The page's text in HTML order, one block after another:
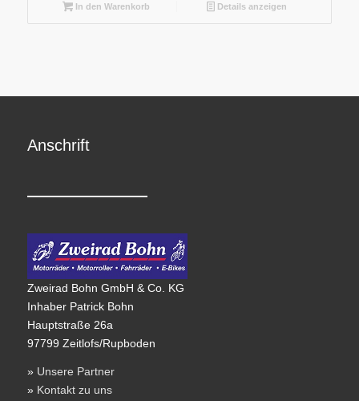
In den Warenkorb Details anzeigen
Anschrift
Zweirad Bohn GmbH & Co. KG
Inhaber Patrick Bohn
Hauptstraße 26a
97799 Zeitlofs/Rupboden
» Unsere Partner
» Kontakt zu uns